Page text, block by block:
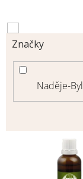
Značky
Naděje-